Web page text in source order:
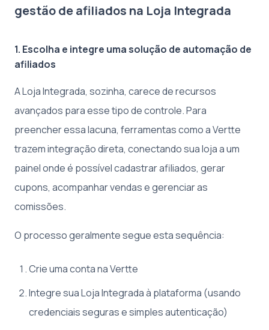
gestão de afiliados na Loja Integrada
1. Escolha e integre uma solução de automação de
afiliados
A Loja Integrada, sozinha, carece de recursos
avançados para esse tipo de controle. Para
preencher essa lacuna, ferramentas como a Vertte
trazem integração direta, conectando sua loja a um
painel onde é possível cadastrar afiliados, gerar
cupons, acompanhar vendas e gerenciar as
comissões.
O processo geralmente segue esta sequência:
Crie uma conta na Vertte
Integre sua Loja Integrada à plataforma (usando
credenciais seguras e simples autenticação)